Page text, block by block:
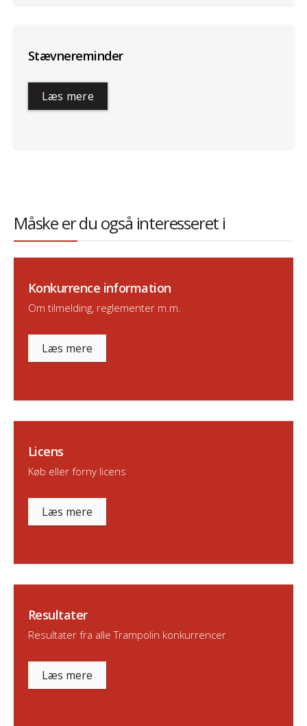
Stævnereminder
Læs mere
Måske er du også interesseret i
Konkurrence information
Om tilmelding, reglementer m.m.
Læs mere
Licens
Køb eller forny licens
Læs mere
Resultater
Resultater fra alle Trampolin konkurrencer
Læs mere